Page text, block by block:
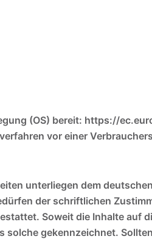
(OS) bereit: https://
vor einer
unterliegen dem
der schriftlichen
Soweit die Inhalte auf
gekennzeichnet.